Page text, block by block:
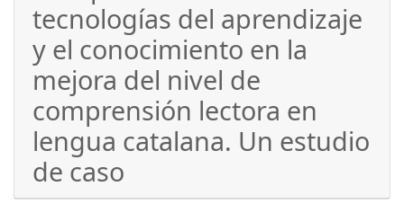
tecnologías del aprendizaje
y el conocimiento en la
mejora del nivel de
comprensión lectora en
lengua catalana. Un estudio
de caso